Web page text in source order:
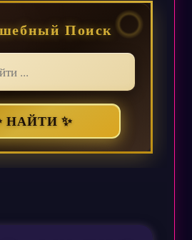
Поиск
НАЙТИ ✨